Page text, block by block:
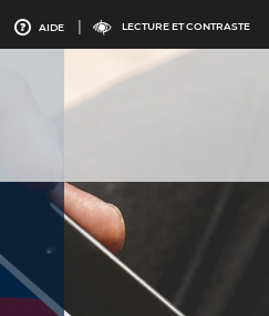
Menu
outils
AIDE LECTURE ET CONTRASTE